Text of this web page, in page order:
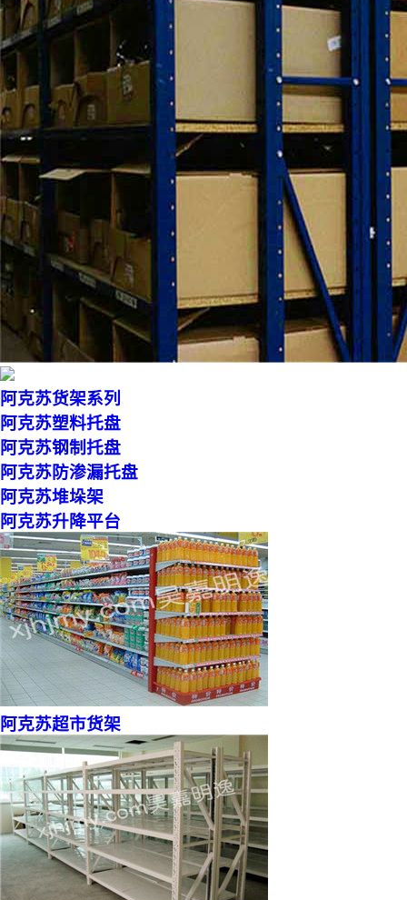
阿克苏货架系列
阿克苏塑料托盘
阿克苏钢制托盘
阿克苏防渗漏托盘
阿克苏堆垛架
阿克苏升降平台
阿克苏超市货架